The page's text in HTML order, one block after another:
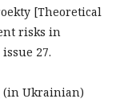
[Theoretical
risks in
27.
(in Ukrainian)